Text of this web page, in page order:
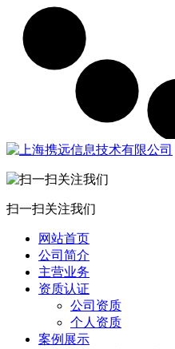
扫一扫关注我们
网站首页
公司简介
主营业务
资质认证
公司资质
个人资质
案例展示